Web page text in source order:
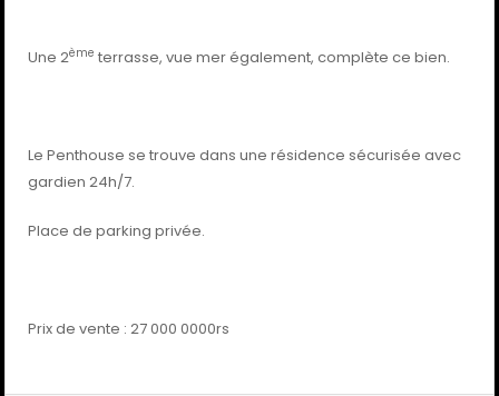
Une 2ème terrasse, vue mer également, complète ce bien.
Le Penthouse se trouve dans une résidence sécurisée avec
gardien 24h/7.
Place de parking privée.
Prix de vente : 27 000 0000rs